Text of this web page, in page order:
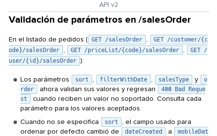
API v2
Validación de parámetros en /salesOrder
En el listado de pedidos ( GET /salesOrder ,
GET /customer/{c
ode}/salesOrder
, GET /priceList/{code}/salesOrder ,
GET /
user/{id}/salesOrder ):
Los parámetros sort , filterWithDate , salesType y
o
rder
ahora validan sus valores y regresan
400 Bad Reque
st
cuando reciben un valor no soportado. Consulta cada
parámetro para los valores aceptados.
Cuando no se especifica
sort
, el campo usado para
ordenar por defecto cambió de
dateCreated a
mobileDat